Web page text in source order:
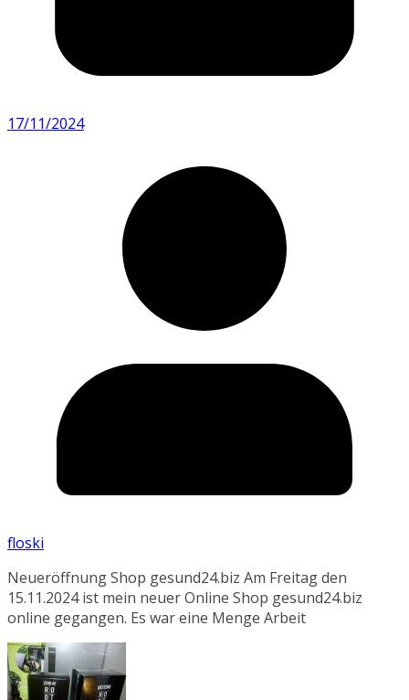
17/11/2024
floski
Neueröffnung Shop gesund24.biz Am Freitag den
15.11.2024 ist mein neuer Online Shop gesund24.biz
online gegangen. Es war eine Menge Arbeit